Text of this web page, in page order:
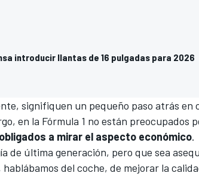
introducir llantas de 16 pulgadas para 2026
signifiquen un pequeño paso atrás en
en la Fórmula 1 no están preocupados
obligados a mirar el aspecto económico.
de última generación, pero que sea
hablábamos del coche, de mejorar la